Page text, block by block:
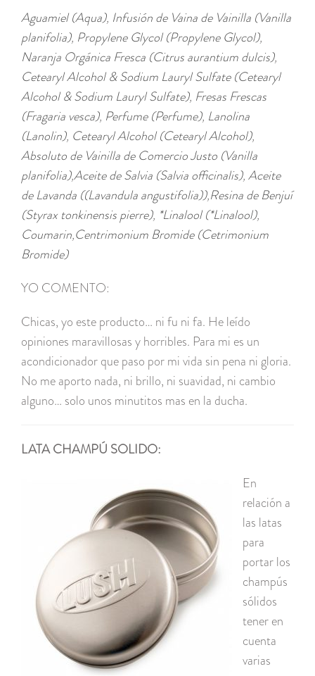
Aguamiel (Aqua), Infusión de Vaina de Vainilla (Vanilla
planifolia), Propylene Glycol (Propylene Glycol),
Naranja Orgánica Fresca (Citrus aurantium dulcis),
Cetearyl Alcohol & Sodium Lauryl Sulfate (Cetearyl
Alcohol & Sodium Lauryl Sulfate), Fresas Frescas
(Fragaria vesca), Perfume (Perfume), Lanolina
(Lanolin), Cetearyl Alcohol (Cetearyl Alcohol),
Absoluto de Vainilla de Comercio Justo (Vanilla
planifolia),Aceite de Salvia (Salvia officinalis),Aceite
de Lavanda ((Lavandula angustifolia)),Resina de Benjuí
(Styrax tonkinensis pierre), *Linalool (*Linalool),
Coumarin,Centrimonium Bromide (Cetrimonium
Bromide)
YO COMENTO:
Chicas, yo este producto… ni fu ni fa. He leído
opiniones maravillosas y horribles. Para mi es un
acondicionador que paso por mi vida sin pena ni gloria.
No me aporto nada, ni brillo, ni suavidad, ni cambio
alguno… solo unos minutitos mas en la ducha.
LATA CHAMPÚ SOLIDO:
En
relación a
las latas
para
portar los
champús
sólidos
tener en
cuenta
varias